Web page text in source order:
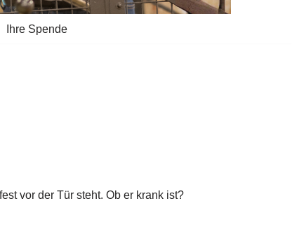
Ihre Spende
vor der Tür steht. Ob er krank ist?